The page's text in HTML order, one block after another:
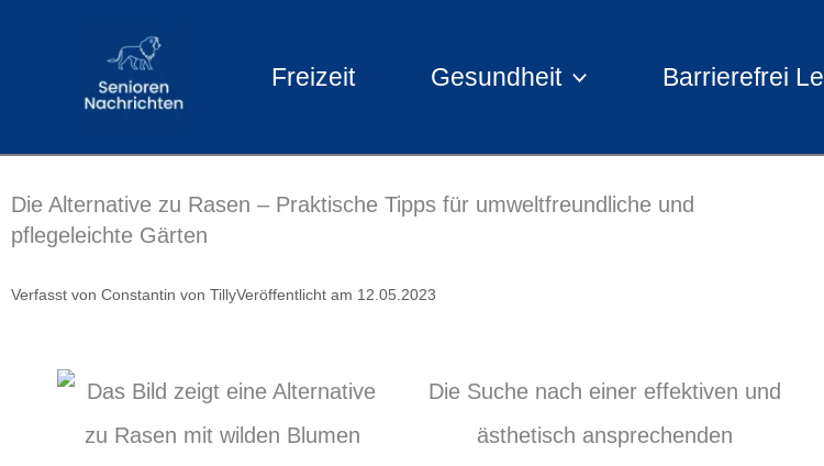
Freizeit Gesundheit Barrierefrei
Die Alternative zu Rasen – Praktische Tipps für umweltfreundliche und
pflegeleichte Gärten
Verfasst von Constantin von TillyVeröffentlicht am 12.05.2023
Die Suche nach einer effektiven und
ästhetisch ansprechenden